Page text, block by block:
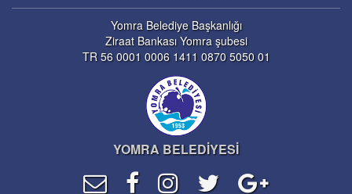
Yomra Belediye Başkanlığı
Ziraat Bankası Yomra şubesi
TR 56 0001 0006 1411 0870 5050 01
YOMRA BELEDİYESİ